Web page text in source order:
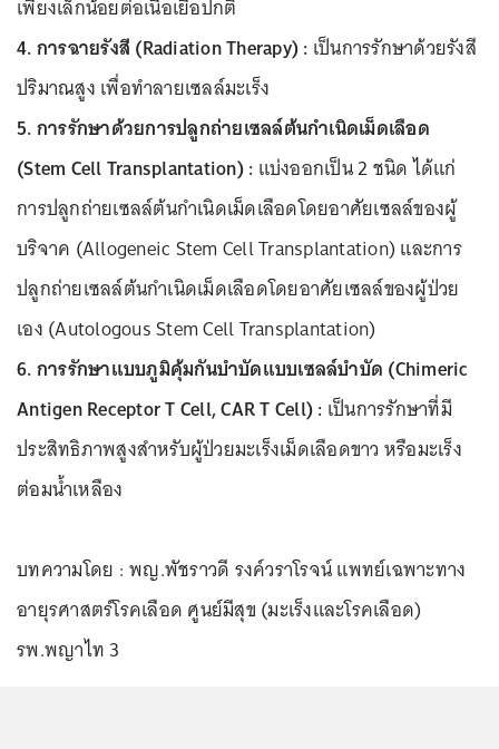
เพียงเล็กน้อยต่อเนื้อเยื่อปกติ
4. การฉายรังสี (Radiation Therapy) : เป็นการรักษาด้วยรังสี
ปริมาณสูง เพื่อทำลายเซลล์มะเร็ง
5. การรักษาด้วยการปลูกถ่ายเซลล์ต้นกำเนิดเม็ดเลือด
(Stem Cell Transplantation) : แบ่งออกเป็น 2 ชนิด ได้แก่
การปลูกถ่ายเซลล์ต้นกำเนิดเม็ดเลือดโดยอาศัยเซลล์ของผู้
บริจาค (Allogeneic Stem Cell Transplantation) และการ
ปลูกถ่ายเซลล์ต้นกำเนิดเม็ดเลือดโดยอาศัยเซลล์ของผู้ป่วย
เอง (Autologous Stem Cell Transplantation)
6. การรักษาแบบภูมิคุ้มกันบำบัดแบบเซลล์บำบัด (Chimeric
Antigen Receptor T Cell, CAR T Cell) : เป็นการรักษาที่มี
ประสิทธิภาพสูงสำหรับผู้ป่วยมะเร็งเม็ดเลือดขาว หรือมะเร็ง
ต่อมน้ำเหลือง
บทความโดย : พญ.พัชราวดี รงค์วราโรจน์ แพทย์เฉพาะทาง
อายุรศาสตร์โรคเลือด ศูนย์มีสุข (มะเร็งและโรคเลือด)
รพ.พญาไท 3